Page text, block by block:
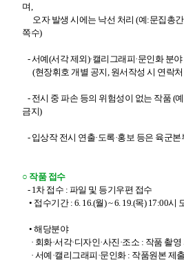
며,
오자 발생 시에는 낙선 처리 (예:문집총
쪽수)
- 서예(서각 제외)·캘리그래피·문인화 분
(현장휘호 개별 공지, 원서작성 시 연락처
- 전시 중 파손 등의 위험성이 없는 작품 (
금지)
- 입상작 전시 연출·도록·홍보 등은 육군
○ 작품 접수
- 1차 접수 : 파일 및 등기우편 접수
• 접수기간 : 6. 16.(월) ~ 6. 19.(목) 17:00시
• 해당분야
· 회화·서각·디자인·사진·조소 : 작품 촬
· 서예·캘리그래피·문인화 : 작품원본 제